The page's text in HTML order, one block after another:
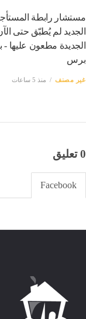
مستشار رابطة
الجديد لم يُطبّق حتى
الجديدة مطعون عليها -
برس
غير مصنف منذ 5 ساعات
0 تعليق
Facebook